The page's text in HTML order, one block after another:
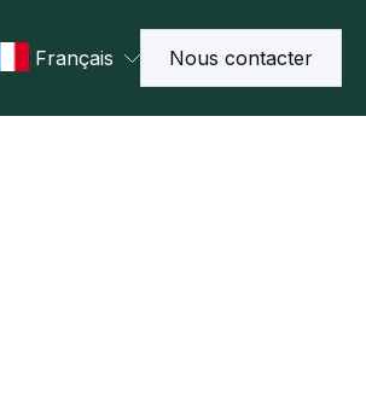
Français Nous contacter